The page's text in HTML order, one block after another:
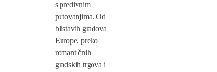
s predivnim
putovanjima. Od
blistavih gradova
Europe, preko
romantičnih
gradskih trgova i